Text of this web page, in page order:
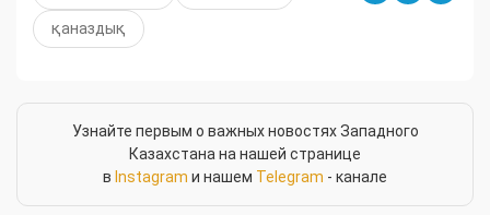
қаназдық
Узнайте первым о важных новостях Западного
Казахстана на нашей странице
в Instagram и нашем Telegram - канале